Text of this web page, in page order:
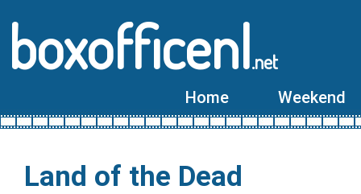
boxofficenl.net
Home Weekend
Land of the Dead